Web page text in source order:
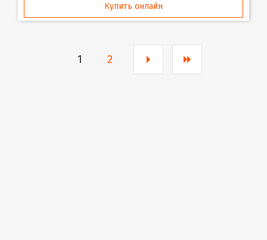
Купить онлайн
1 2